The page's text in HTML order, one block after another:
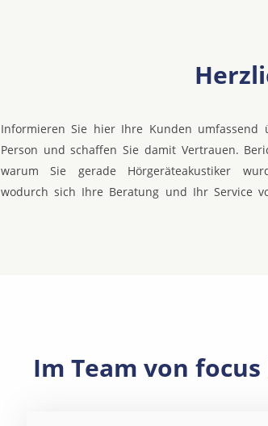
Informieren Sie hier Ihre Kunden umfassend
Person und schaffen Sie damit Vertrauen.
warum Sie gerade Hörgeräteakustiker
wodurch sich Ihre Beratung und Ihr Service
Im Team von